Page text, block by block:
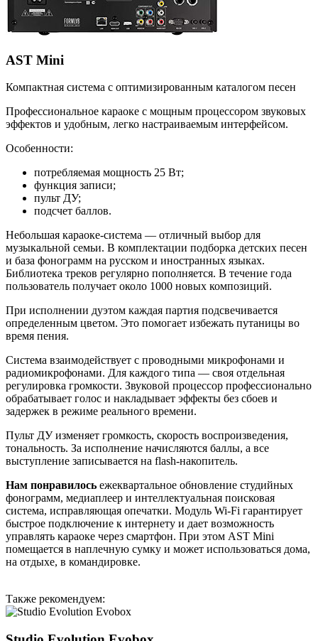
AST Mini
Компактная система с оптимизированным каталогом песен
Профессиональное караоке с мощным процессором звуковых
эффектов и удобным, легко настраиваемым интерфейсом.
Особенности:
потребляемая мощность 25 Вт;
функция записи;
пульт ДУ;
подсчет баллов.
Небольшая караоке-система — отличный выбор для
музыкальной семьи. В комплектации подборка детских песен
и база фонограмм на русском и иностранных языках.
Библиотека треков регулярно пополняется. В течение года
пользователь получает около 1000 новых композиций.
При исполнении дуэтом каждая партия подсвечивается
определенным цветом. Это помогает избежать путаницы во
время пения.
Система взаимодействует с проводными микрофонами и
радиомикрофонами. Для каждого типа — своя отдельная
регулировка громкости. Звуковой процессор профессионально
обрабатывает голос и накладывает эффекты без сбоев и
задержек в режиме реального времени.
Пульт ДУ изменяет громкость, скорость воспроизведения,
тональность. За исполнение начисляются баллы, а все
выступление записывается на flash-накопитель.
Нам понравилось ежеквартальное обновление студийных
фонограмм, медиаплеер и интеллектуальная поисковая
система, исправляющая опечатки. Модуль Wi-Fi гарантирует
быстрое подключение к интернету и дает возможность
управлять караоке через смартфон. При этом AST Mini
помещается в наплечную сумку и может использоваться дома,
на отдыхе, в командировке.
Также рекомендуем: